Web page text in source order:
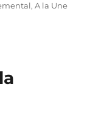
,A la Une